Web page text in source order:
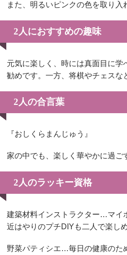
また、明るいピンクの色を取り入
2人におすすめの趣味
元気に楽しく、時には真面目に
勧めです。一方、将棋やチェスな
2人の合言葉
『おしくらまんじゅう』
家の中でも、楽しく華やかに過
2人のラッキー資格
建築材料インストラクター…マイ
近はやりのプチDIYも二人で楽し
野菜パティシエ…毎日の健康のた